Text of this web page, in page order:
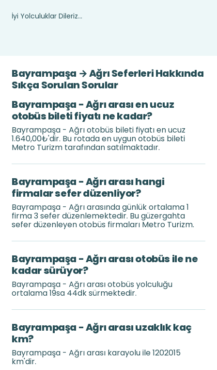
İyi Yolculuklar Dileriz...
Bayrampaşa → Ağrı Seferleri Hakkında
Sıkça Sorulan Sorular
Bayrampaşa - Ağrı arası en ucuz
otobüs bileti fiyatı ne kadar?
Bayrampaşa - Ağrı otobüs bileti fiyatı en ucuz
1.640,00₺'dir. Bu rotada en uygun otobüs bileti
Metro Turizm tarafından satılmaktadır.
Bayrampaşa - Ağrı arası hangi
firmalar sefer düzenliyor?
Bayrampaşa - Ağrı arasında günlük ortalama 1
firma 3 sefer düzenlemektedir. Bu güzergahta
sefer düzenleyen otobüs firmaları Metro Turizm.
Bayrampaşa - Ağrı arası otobüs ile ne
kadar sürüyor?
Bayrampaşa - Ağrı arası otobüs yolculuğu
ortalama 19sa 44dk sürmektedir.
Bayrampaşa - Ağrı arası uzaklık kaç
km?
Bayrampaşa - Ağrı arası karayolu ile 1202015
km'dir.